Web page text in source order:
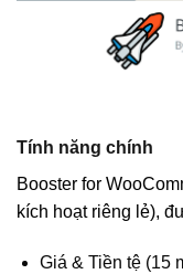
Tính năng chính
Booster for
kích hoạt riêng lẻ),
Giá & Tiền tệ (15